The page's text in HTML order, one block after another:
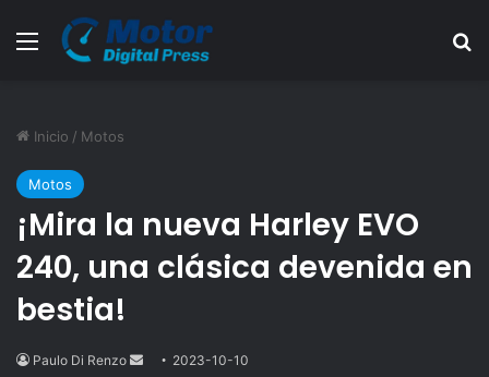
Menú
Inicio / Motos
Motos
¡Mira la nueva Harley EVO
240, una clásica devenida en
bestia!
Paulo Di Renzo
Send2023-10-10